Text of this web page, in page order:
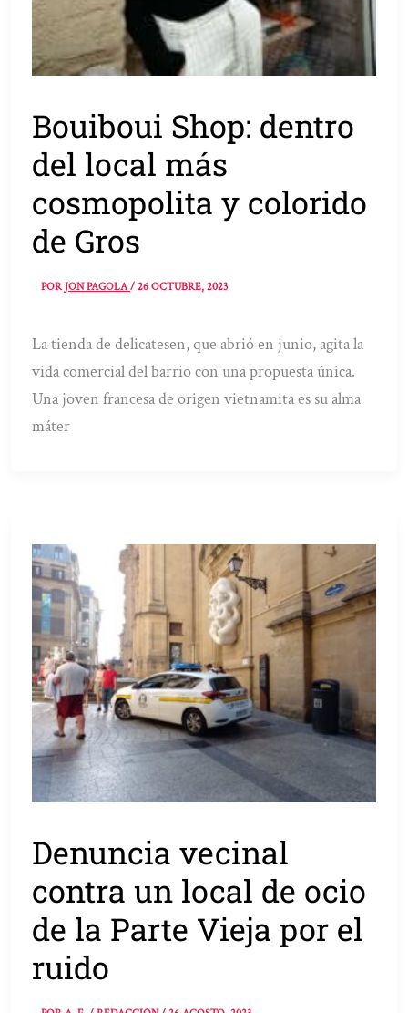
Bouiboui Shop: dentro
del local más
cosmopolita y colorido
de Gros
PORJON PAGOLA/26 OCTUBRE, 2023
La tienda de delicatesen, que abrió en junio, agita la
vida comercial del barrio con una propuesta única.
Una joven francesa de origen vietnamita es su alma
máter
Denuncia vecinal
contra un local de ocio
de la Parte Vieja por el
ruido